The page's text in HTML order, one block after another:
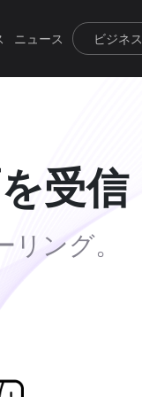
ニュース ビジネス
受信
ング。